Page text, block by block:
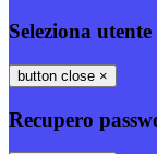
Seleziona utente
button close ×
Recupero